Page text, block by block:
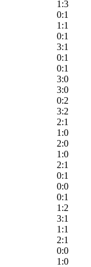
1:3
0:1
1:1
0:1
3:1
0:1
0:1
3:0
3:0
0:2
3:2
2:1
1:0
2:0
1:0
2:1
0:1
0:0
0:1
1:2
3:1
1:1
2:1
0:0
1:0